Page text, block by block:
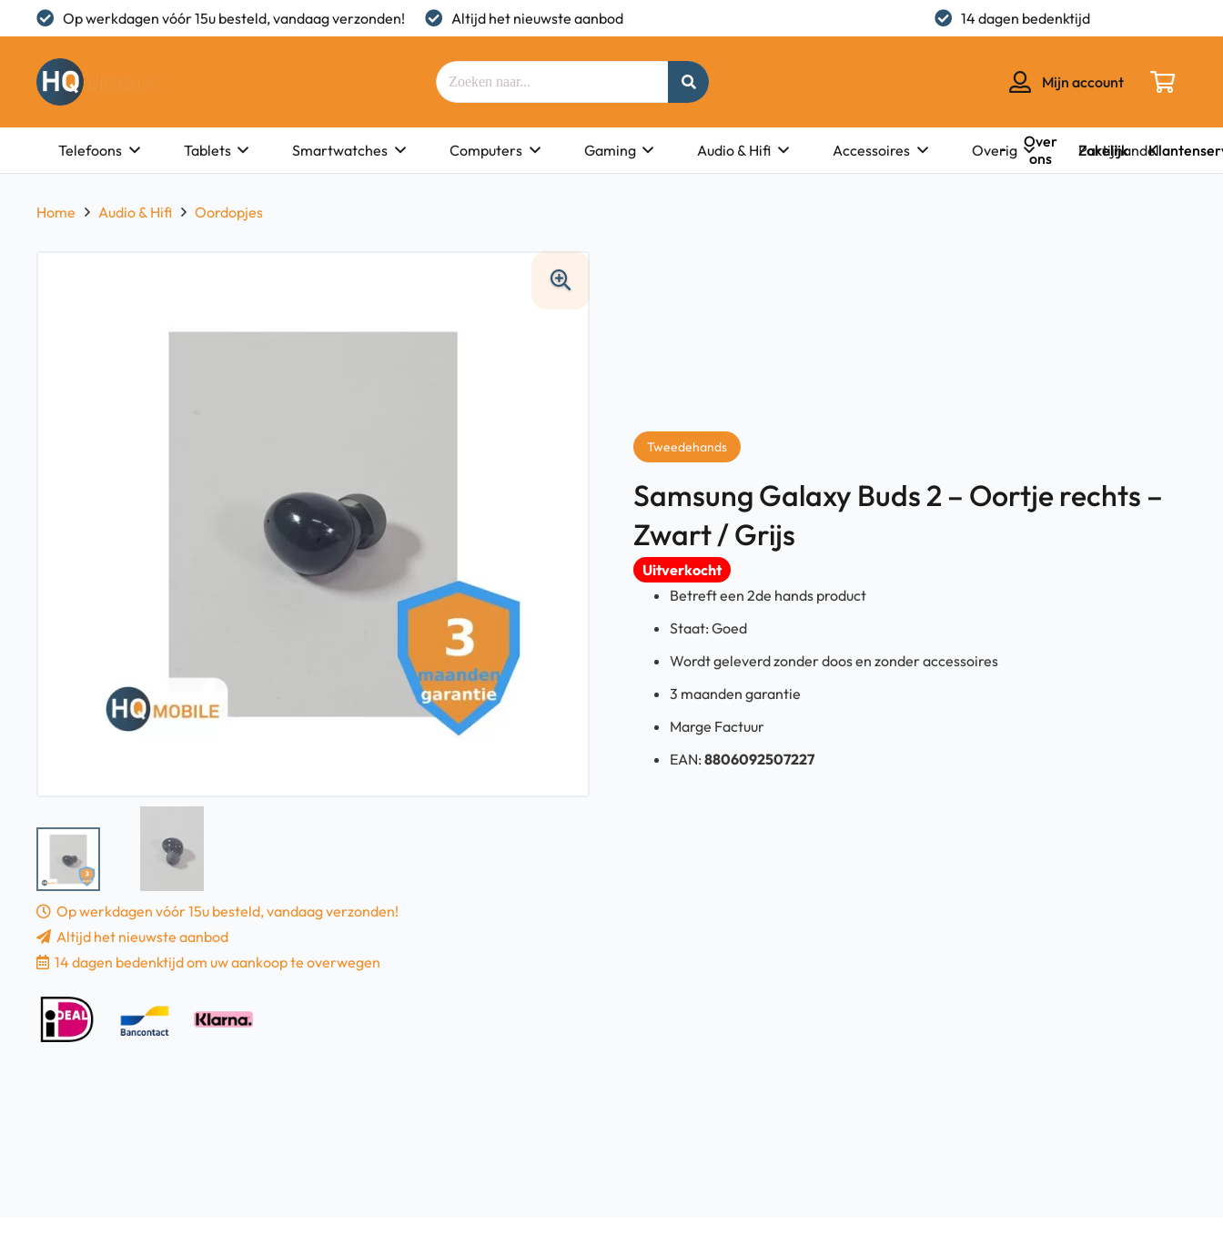
Op werkdagen vóór 15u besteld, vandaag verzonden! Altijd het nieuwste aanbod 14 dagen bedenktijd
Mijn account
Telefoons Tablets Smartwatches Computers Gaming Audio & Hifi Accessoires Overig Partijhandel
Over
ons
Zakelijk
Home Audio & Hifi Oordopjes
Op werkdagen vóór 15u besteld, vandaag verzonden!
Altijd het nieuwste aanbod
14 dagen bedenktijd om uw aankoop te overwegen
Tweedehands
Samsung Galaxy Buds 2 – Oortje rechts –
Zwart / Grijs
Uitverkocht
Betreft een 2de hands product
Staat: Goed
Wordt geleverd zonder doos en zonder accessoires
3 maanden garantie
Marge Factuur
EAN: 8806092507227